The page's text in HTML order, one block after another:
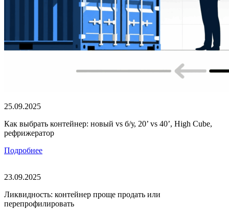
25.09.2025
Как выбрать контейнер: новый vs б/у, 20’ vs 40’, High Cube,
рефрижератор
Подробнее
23.09.2025
Ликвидность: контейнер проще продать или
перепрофилировать